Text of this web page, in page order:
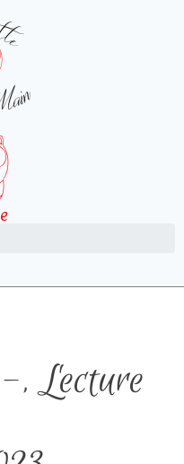
,Lecture